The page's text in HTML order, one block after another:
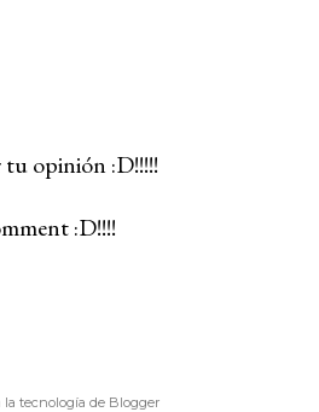
opinión :D!!!!!
:D!!!!
la tecnología de Blogger